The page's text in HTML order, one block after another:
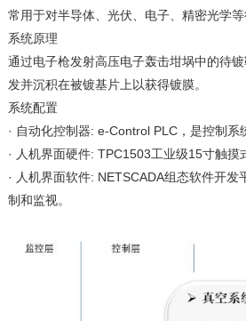
常用于对半导体、光伏、电子、精密光学等
系统原理
通过电子枪发射高压电子轰击坩埚中的待
发并沉积在被镀基片上以获得镀膜。
系统配置
· 自动化控制器: e-Control PLC，是控制系
· 人机界面硬件: TPC1503工业级15寸触摸
· 人机界面软件: NETSCADA组态软件开
制和监视。